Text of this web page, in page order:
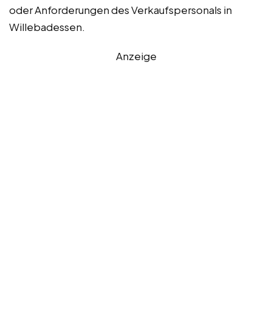
oder Anforderungen des Verkaufspersonals in
Willebadessen.
Anzeige